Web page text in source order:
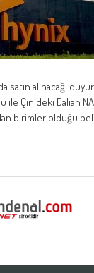
satın alınacağı
Çin'deki Dalian
birimler olduğu